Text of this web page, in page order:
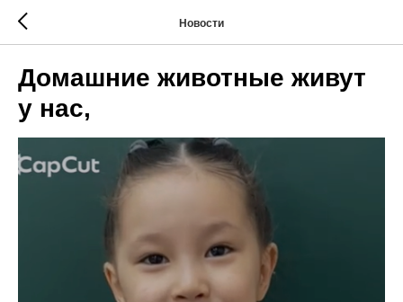
Новости
Домашние животные живут
у нас,